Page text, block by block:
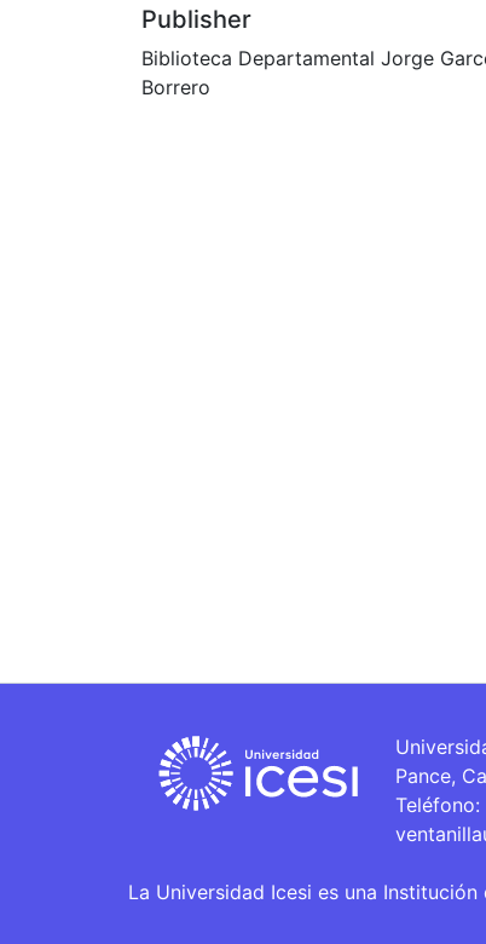
Publisher
Biblioteca Departamental Jorge
Borrero
Pance,
La Universidad Icesi es una